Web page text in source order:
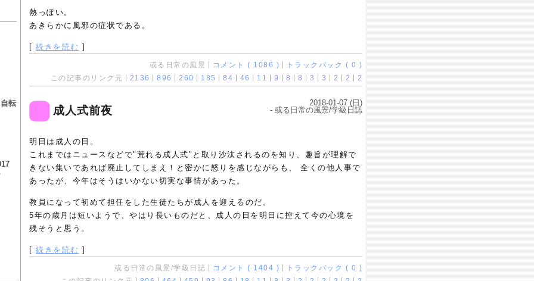
転
熱っぽい。
あきらかに風邪の症状である。
[ 続きを読む ]
或る日常の風景 コメント ( 1086 )
トラックバック ( 0 )
この記事のリンク元
2136 896 260 185 84 46 11 9 8 8 3 3 2 2 2
成人式前夜
2018-01-07 (日)
- 或る日常の風景/学級日誌
明日は成人の日。
これまではニュースなどで"荒れる成人式"と取り沙汰されるのを知り、趣旨が理解で
きない集いであれば廃止してしまえ！と密かに怒りを感じながらも、 全くの他人事で
あったが、今年はそうはいかない切実な事情があった。
教員になって初めて担任をした生徒たちが成人を迎えるのだ。
5年の歳月は短いようで、やはり長いものだと、成人の日を明日に控えて今の心境を
残そうと思う。
[ 続きを読む ]
或る日常の風景/学級日誌 コメント ( 1404 )
トラックバック ( 0 )